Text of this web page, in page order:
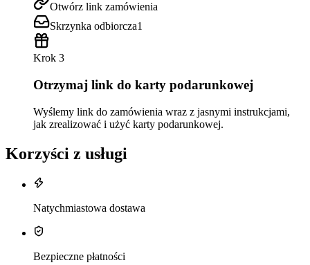
Otwórz link zamówienia
Skrzynka odbiorcza1
Krok 3
Otrzymaj link do karty podarunkowej
Wyślemy link do zamówienia wraz z jasnymi instrukcjami,
jak zrealizować i użyć karty podarunkowej.
Korzyści z usługi
Natychmiastowa dostawa
Bezpieczne płatności